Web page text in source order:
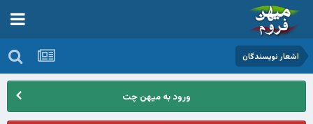
اشعار نویسندگان
ورود به میهن چت